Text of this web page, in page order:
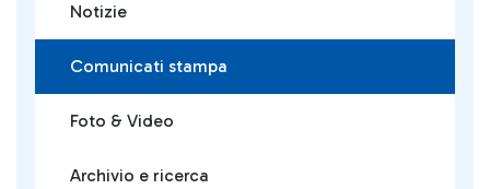
Notizie
Comunicati stampa
Foto & Video
Archivio e ricerca